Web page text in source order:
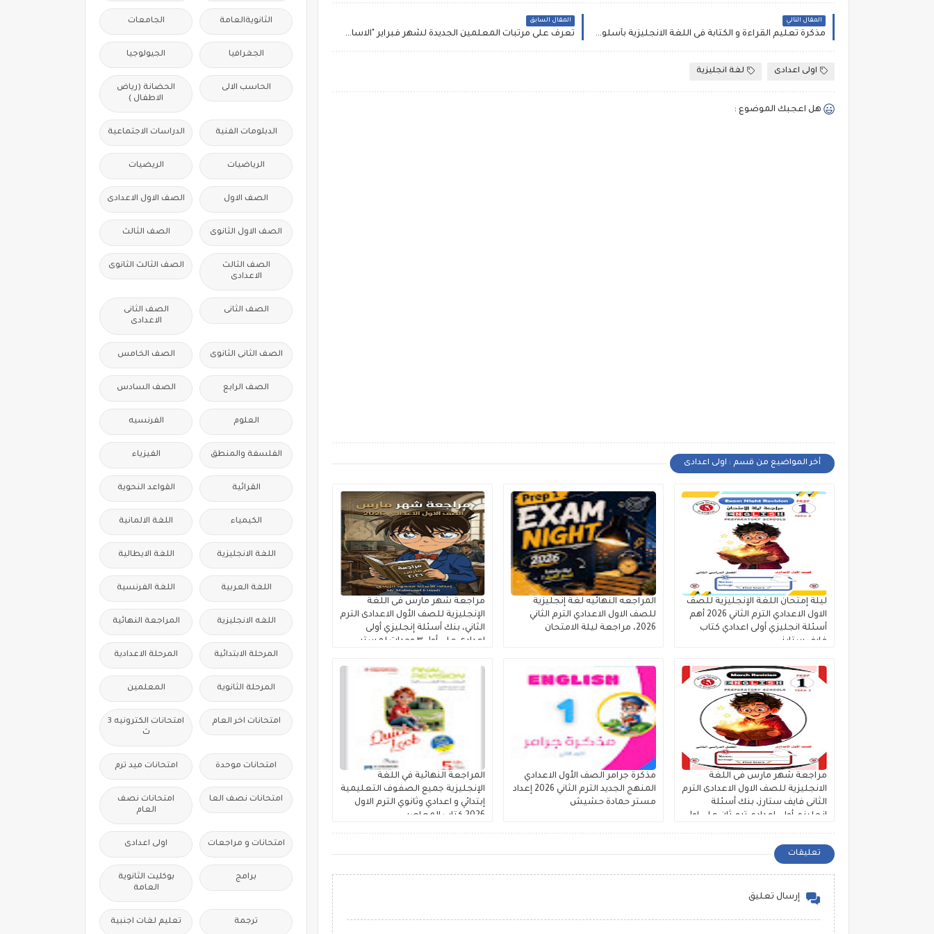
المقال التالي
مذكرة تعليم القراءة و الكتابة فى اللغة الانجليزية بأسلوب القرائية HOW TO READ AND WRITE ENGLISH
المقال السابق
تعرف على مرتبات المعلمين الجديدة لشهر فبراير "الاساسي -الصافي " salary
اولى اعدادى لغة انجليزية
هل اعجبك الموضوع :
أخر المواضيع من قسم : اولى اعدادى
ليلة إمتحان اللغة الإنجليزية للصف
الاول الاعدادي الترم الثاني 2026 أهم
أسئلة انجليزي أولى اعدادي كتاب
فايف ستارز
المراجعه النهائيه لغة إنجليزية
للصف الاول الاعدادي الترم الثاني
2026، مراجعة ليلة الامتحان
مراجعة شهر مارس فى اللغة
الإنجليزية للصف الأول الاعدادى الترم
الثاني، بنك أسئلة إنجليزي أولى
إعدادى على أول ٣ وحدات لمستر
مراجعة شهر مارس فى اللغة
الانجليزية للصف الاول الاعدادى الترم
الثانى فايف ستارز، بنك أسئلة
إنجليزي أولى إعدادي ترم ثان على اول
مذكرة جرامر الصف الأول الاعدادي
المنهج الجديد الترم الثاني 2026 إعداد
مستر حمادة حشيش
المراجعة النهائية في اللغة
الإنجليزية جميع الصفوف التعليمية
إبتدائي و اعدادي وثانوي الترم الاول
2026 كتاب المعاصر
تعليقات
إرسال تعليق
الثانويةالعامة الجامعات
الجغرافيا الجيولوجيا
الحاسب الالى
الحضانة (رياض
الاطفال )
الدبلومات الفنية الدراسات الاجتماعية
الرياضيات الريضيات
الصف الاول الصف الاول الاعدادى
الصف الاول الثانوى الصف الثالث
الصف الثالث
الاعدادى
الصف الثالث الثانوى
الصف الثانى
الصف الثانى
الاعدادى
الصف الثانى الثانوى الصف الخامس
الصف الرابع الصف السادس
العلوم الفرنسيه
الفلسفة والمنطق الفيزياء
القرائية القواعد النحوية
الكيمياء اللغة الالمانية
اللغة الانجليزية اللغة الايطالية
اللغة العربية اللغة الفرنسية
اللغه الانجليزية المراجعة النهائية
المرحلة الابتدائية المرحلة الاعدادية
المرحلة الثانوية المعلمين
امتحانات اخر العام
امتحانات الكترونيه 3
ث
امتحانات موحدة امتحانات ميد ترم
امتحانات نصف العا
امتحانات نصف
العام
امتحانات و مراجعات اولى اعدادى
برامج
بوكليت الثانوية
العامة
ترجمة تعليم لغات اجنبية